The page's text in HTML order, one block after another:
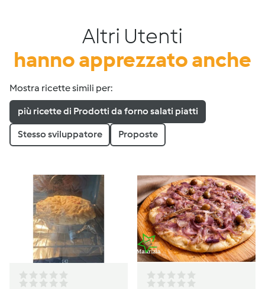
Altri Utenti
hanno apprezzato anche
Mostra ricette simili per:
più ricette di Prodotti da forno salati piatti
Stesso sviluppatore Proposte